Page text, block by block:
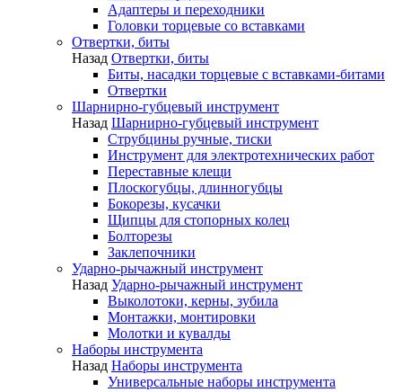
Адаптеры и переходники
Головки торцевые со вставками
Отвертки, биты
Назад Отвертки, биты
Биты, насадки торцевые с вставками-битами
Отвертки
Шарнирно-губцевый инструмент
Назад Шарнирно-губцевый инструмент
Струбцины ручные, тиски
Инструмент для электротехнических работ
Переставные клещи
Плоскогубцы, длинногубцы
Бокорезы, кусачки
Щипцы для стопорных колец
Болторезы
Заклепочники
Ударно-рычажный инструмент
Назад Ударно-рычажный инструмент
Выколотоки, керны, зубила
Монтажки, монтировки
Молотки и кувалды
Наборы инструмента
Назад Наборы инструмента
Универсальные наборы инструмента